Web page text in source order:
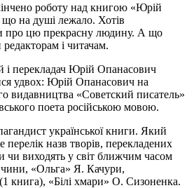
роботу над книгою «Юрій
на душі лежало. Хотів
про цю прекрасну людину. А що
і читачам.
і перекладач Юрій Опанасович
удвох: Юрій Опанасович на
видавництва «Советский писатель»
поета російською мовою.
української книги. Який
назв творів, перекладених
виходять у світ ближчим часом
«Ольга» Я. Качури,
книга), «Білі хмари» О. Сизоненка.